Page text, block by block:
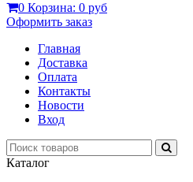
0 Корзина: 0 руб
Оформить заказ
Главная
Доставка
Оплата
Контакты
Новости
Вход
Каталог